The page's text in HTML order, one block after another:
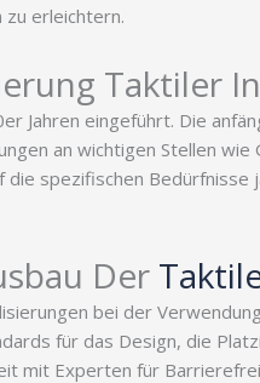
zu erleichtern.
Taktiler
Jahren eingeführt. Die
an wichtigen Stellen wie
spezifischen Bedürfnisse
Der
bei der
für das Design, die
mit Experten für